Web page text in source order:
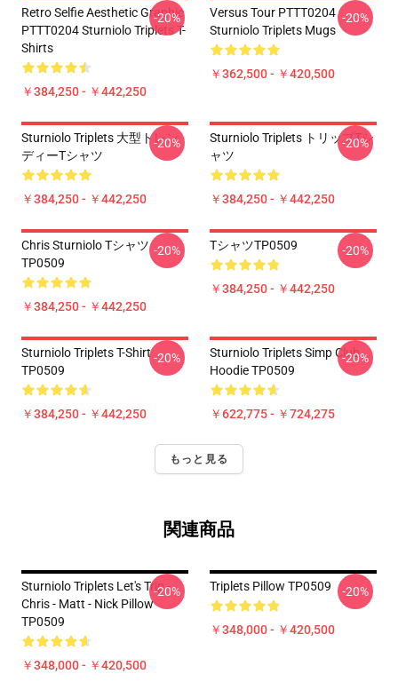
Retro Selfie Aesthetic Graphic
PTTT0204 Sturniolo Triplets T-
Shirts
￥384,250 - ￥442,250
-20%
Versus Tour PTTT0204
Sturniolo Triplets Mugs
￥362,500 - ￥420,500
-20%
Sturniolo Triplets 大型トレン
ディーTシャツ
￥384,250 - ￥442,250
-20%
Sturniolo Triplets トリップTシ
ャツ
￥384,250 - ￥442,250
-20%
Chris Sturniolo Tシャツ
TP0509
￥384,250 - ￥442,250
-20% TシャツTP0509
￥384,250 - ￥442,250
-20%
Sturniolo Triplets T-Shirt
TP0509
￥384,250 - ￥442,250
-20%
Sturniolo Triplets Simp Club
Hoodie TP0509
￥622,775 - ￥724,275
-20%
もっと見る
関連商品
Sturniolo Triplets Let's Trip -
Chris - Matt - Nick Pillow
TP0509
￥348,000 - ￥420,500
-20% Triplets Pillow TP0509
￥348,000 - ￥420,500
-20%